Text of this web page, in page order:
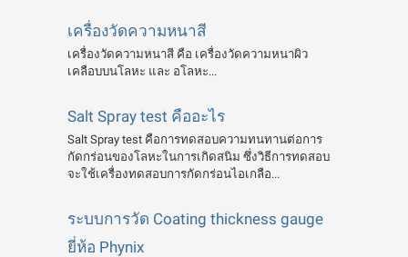
เครื่องวัดความหนาสี
เครื่องวัดความหนาสี คือ เครื่องวัดความหนาผิว
เคลือบบนโลหะ และ อโลหะ...
Salt Spray test คืออะไร
Salt Spray test คือการทดสอบความทนทานต่อการ
กัดกร่อนของโลหะในการเกิดสนิม ซึ่งวิธีการทดสอบ
จะใช้เครื่องทดสอบการกัดกร่อนไอเกลือ...
ระบบการวัด Coating thickness gauge
ยี่ห้อ Phynix